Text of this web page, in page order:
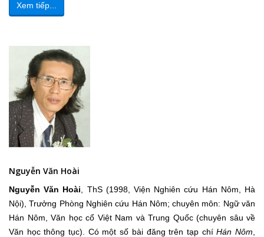
Xem tiếp...
Nguyễn Văn Hoài
Nguyễn Văn Hoài , ThS (1998, Viện Nghiên cứu Hán Nôm, Hà
Nội), Trưởng Phòng Nghiên cứu Hán Nôm; chuyên môn: Ngữ văn
Hán Nôm, Văn học cổ Việt Nam và Trung Quốc (chuyên sâu về
Văn học thông tục). Có một số bài đăng trên tạp chíHán Nôm